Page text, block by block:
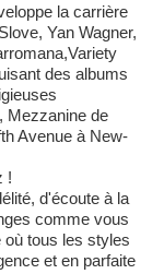
Yan Wagner,
des albums
Mezzanine de
Avenue à New-
!
d'écoute à la
comme vous
où tous les styles
et en parfaite